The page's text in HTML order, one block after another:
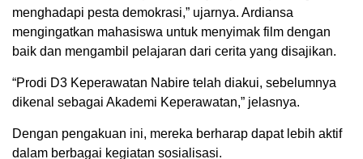
menghadapi pesta demokrasi,” ujarnya. Ardiansa
mengingatkan mahasiswa untuk menyimak film dengan
baik dan mengambil pelajaran dari cerita yang disajikan.
“Prodi D3 Keperawatan Nabire telah diakui, sebelumnya
dikenal sebagai Akademi Keperawatan,” jelasnya.
Dengan pengakuan ini, mereka berharap dapat lebih aktif
dalam berbagai kegiatan sosialisasi.